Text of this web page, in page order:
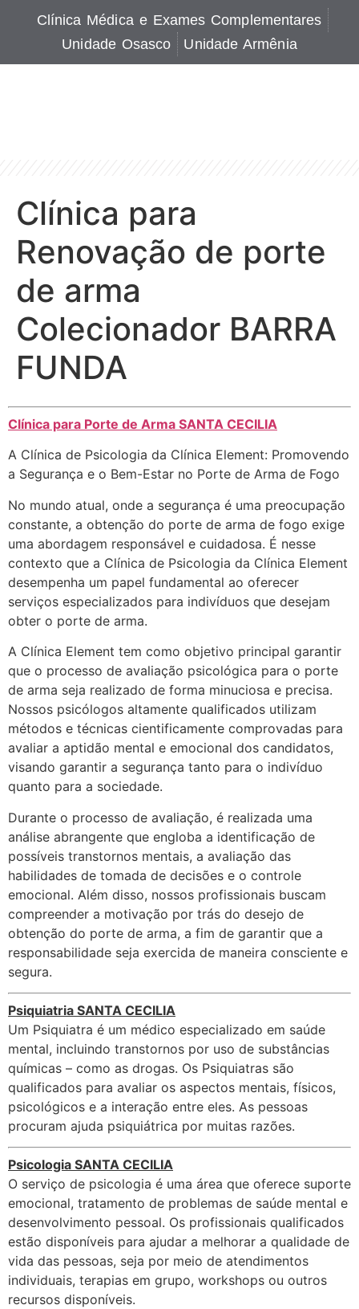
Clínica Médica e Exames Complementares
Unidade Osasco
Unidade Armênia
Clínica para
Renovação de porte
de arma
Colecionador BARRA
FUNDA
Clínica para Porte de Arma SANTA CECILIA
A Clínica de Psicologia da Clínica Element: Promovendo
a Segurança e o Bem-Estar no Porte de Arma de Fogo
No mundo atual, onde a segurança é uma preocupação
constante, a obtenção do porte de arma de fogo exige
uma abordagem responsável e cuidadosa. É nesse
contexto que a Clínica de Psicologia da Clínica Element
desempenha um papel fundamental ao oferecer
serviços especializados para indivíduos que desejam
obter o porte de arma.
A Clínica Element tem como objetivo principal garantir
que o processo de avaliação psicológica para o porte
de arma seja realizado de forma minuciosa e precisa.
Nossos psicólogos altamente qualificados utilizam
métodos e técnicas cientificamente comprovadas para
avaliar a aptidão mental e emocional dos candidatos,
visando garantir a segurança tanto para o indivíduo
quanto para a sociedade.
Durante o processo de avaliação, é realizada uma
análise abrangente que engloba a identificação de
possíveis transtornos mentais, a avaliação das
habilidades de tomada de decisões e o controle
emocional. Além disso, nossos profissionais buscam
compreender a motivação por trás do desejo de
obtenção do porte de arma, a fim de garantir que a
responsabilidade seja exercida de maneira consciente e
segura.
Psiquiatria SANTA CECILIA
Um Psiquiatra é um médico especializado em saúde
mental, incluindo transtornos por uso de substâncias
químicas – como as drogas. Os Psiquiatras são
qualificados para avaliar os aspectos mentais, físicos,
psicológicos e a interação entre eles. As pessoas
procuram ajuda psiquiátrica por muitas razões.
Psicologia SANTA CECILIA
O serviço de psicologia é uma área que oferece suporte
emocional, tratamento de problemas de saúde mental e
desenvolvimento pessoal. Os profissionais qualificados
estão disponíveis para ajudar a melhorar a qualidade de
vida das pessoas, seja por meio de atendimentos
individuais, terapias em grupo, workshops ou outros
recursos disponíveis.